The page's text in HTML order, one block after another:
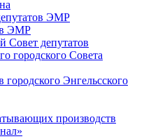
ЭМР
ЭМР
Совет депутатов
городского Совета
Энгельсского
производств